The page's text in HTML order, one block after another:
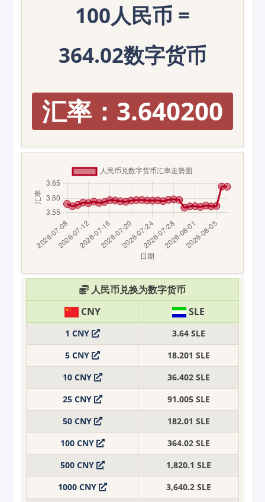
100人民币 =
364.02数字货币
汇率：3.640200
人民币兑换为数字货币
CNY
SLE
1 CNY
3.64 SLE
5 CNY
18.201 SLE
10 CNY
36.402 SLE
25 CNY
91.005 SLE
50 CNY
182.01 SLE
100 CNY
364.02 SLE
500 CNY
1,820.1 SLE
1000 CNY
3,640.2 SLE